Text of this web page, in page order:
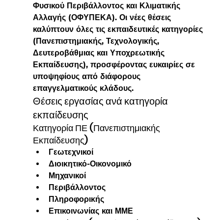
Φυσικού Περιβάλλοντος και Κλιματικής
Αλλαγής (ΟΦΥΠΕΚΑ). Οι νέες θέσεις
καλύπτουν όλες τις εκπαιδευτικές κατηγορίες
(Πανεπιστημιακής, Τεχνολογικής,
Δευτεροβάθμιας και Υποχρεωτικής
Εκπαίδευσης), προσφέροντας ευκαιρίες σε
υποψηφίους από διάφορους
επαγγελματικούς κλάδους.
Θέσεις εργασίας ανά κατηγορία
εκπαίδευσης
Κατηγορία ΠΕ (Πανεπιστημιακής
Εκπαίδευσης)
Γεωτεχνικοί
Διοικητικό-Οικονομικό
Μηχανικοί
Περιβάλλοντος
Πληροφορικής
Επικοινωνίας και ΜΜΕ